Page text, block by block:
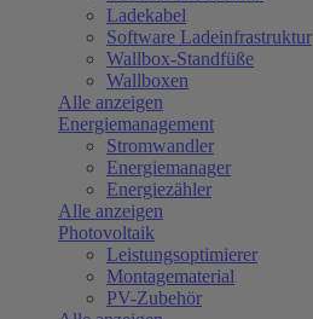
Ladekabel
Software Ladeinfrastruktur
Wallbox-Standfüße
Wallboxen
Alle anzeigen
Energiemanagement
Stromwandler
Energiemanager
Energiezähler
Alle anzeigen
Photovoltaik
Leistungsoptimierer
Montagematerial
PV-Zubehör